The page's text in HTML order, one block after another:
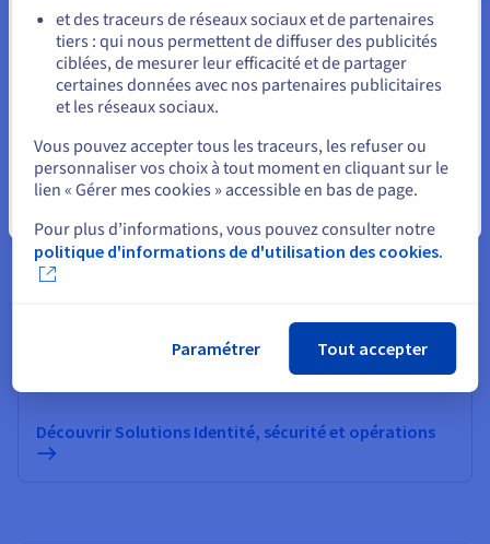
Découvrir Data Platform
Informatique quantique
Explorez l’informatique quantique grâce à une
plateforme unifiée : simulez, testez et exécutez vos
algorithmes sur des émulateurs et QPU en toute
simplicité.
Découvrir Quantum as a Service
Identité, sécurité et opérations
Sécurisez, gérez et monitorez vos services cloud chez
Découvrir Solutions Identité, sécurité et opérations
Rester sur le site actuel
Sélectionner un autre site web
et des traceurs de réseaux sociaux et de partenaires
tiers : qui nous permettent de diffuser des publicités
ciblées, de mesurer leur efficacité et de partager
certaines données avec nos partenaires publicitaires
et les réseaux sociaux.
Vous pouvez accepter tous les traceurs, les refuser ou
personnaliser vos choix à tout moment en cliquant sur le
lien « Gérer mes cookies » accessible en bas de page.
Pour plus d’informations, vous pouvez consulter notre
politique d'informations de d'utilisation des cookies.
Paramétrer Tout accepter